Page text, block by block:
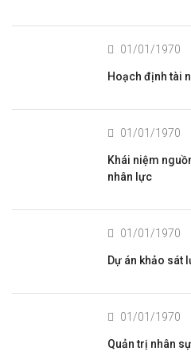
01/01/1970
Hoạch định tài
01/01/1970
Khái niệm
nhân lực
01/01/1970
Dự án khảo sát
01/01/1970
Quản trị nhân